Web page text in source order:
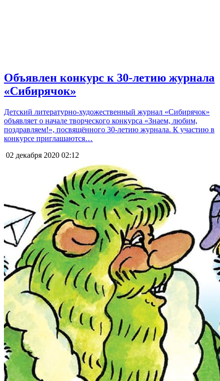
Объявлен конкурс к 30-летию журнала
«Сибирячок»
Детский литературно-художественный журнал «Сибирячок»
объявляет о начале творческого конкурса «Знаем, любим,
поздравляем!», посвящённого 30-летию журнала. К участию в
конкурсе приглашаются…
02 декабря 2020 02:12